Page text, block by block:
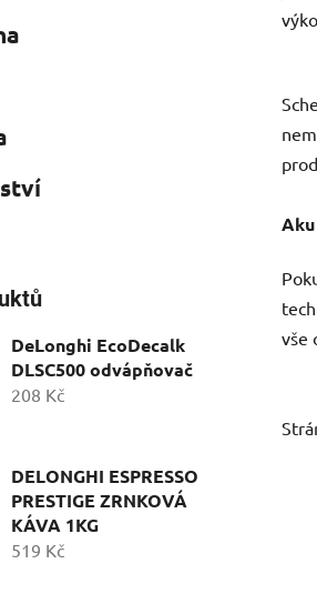
DeLonghi EcoDecalk
DLSC500 odvápňovač
208 Kč
DELONGHI ESPRESSO
PRESTIGE ZRNKOVÁ
KÁVA 1KG
519 Kč
vše